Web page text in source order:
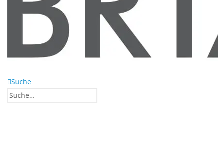
Suche